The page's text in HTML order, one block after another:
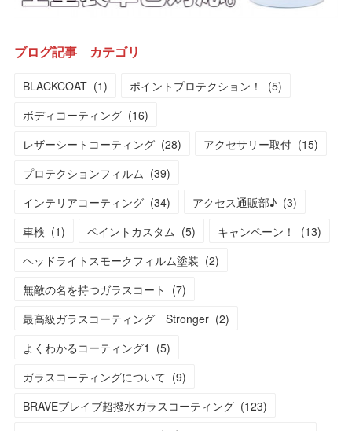
ブログ記事 カテゴリ
BLACKCOAT (1) ポイントプロテクション！ (5)
ボディコーティング (16)
レザーシートコーティング (28) アクセサリー取付 (15)
プロテクションフィルム (39)
インテリアコーティング (34) アクセス通販部♪ (3)
車検 (1) ペイントカスタム (5) キャンペーン！ (13)
ヘッドライトスモークフィルム塗装 (2)
無敵の名を持つガラスコート (7)
最高級ガラスコーティング Stronger (2)
よくわかるコーティング1 (5)
ガラスコーティングについて (9)
BRAVEブレイブ超撥水ガラスコーティング (123)